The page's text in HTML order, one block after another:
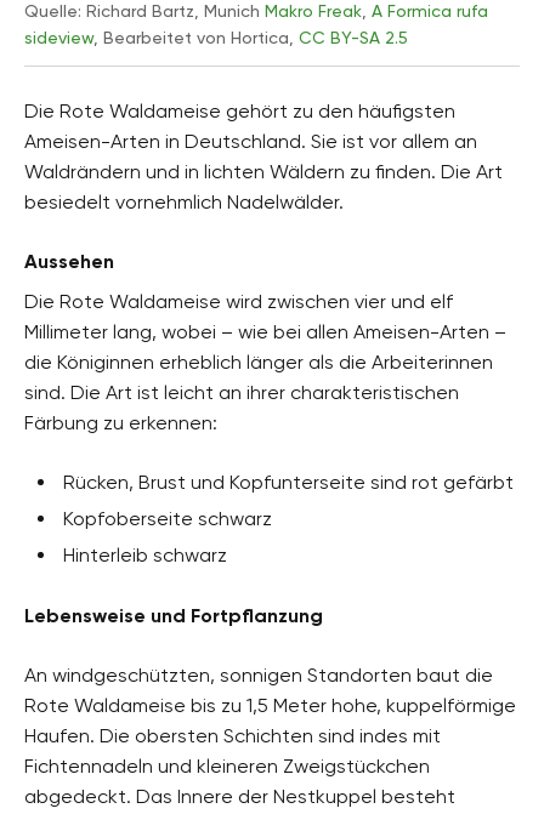
Quelle: Richard Bartz, Munich Makro Freak A Formica rufa
sideview, Bearbeitet von Hortica, CC BY-SA 2.5
Die Rote Waldameise gehört zu den häufigsten
Ameisen-Arten in Deutschland. Sie ist vor allem an
Waldrändern und in lichten Wäldern zu finden. Die Art
besiedelt vornehmlich Nadelwälder.
Aussehen
Die Rote Waldameise wird zwischen vier und elf
Millimeter lang, wobei – wie bei allen Ameisen-Arten –
die Königinnen erheblich länger als die Arbeiterinnen
sind. Die Art ist leicht an ihrer charakteristischen
Färbung zu erkennen:
Rücken, Brust und Kopfunterseite sind rot gefärbt
Kopfoberseite schwarz
Hinterleib schwarz
Lebensweise und Fortpflanzung
An windgeschützten, sonnigen Standorten baut die
Rote Waldameise bis zu 1,5 Meter hohe, kuppelförmige
Haufen. Die obersten Schichten sind indes mit
Fichtennadeln und kleineren Zweigstückchen
abgedeckt. Das Innere der Nestkuppel besteht